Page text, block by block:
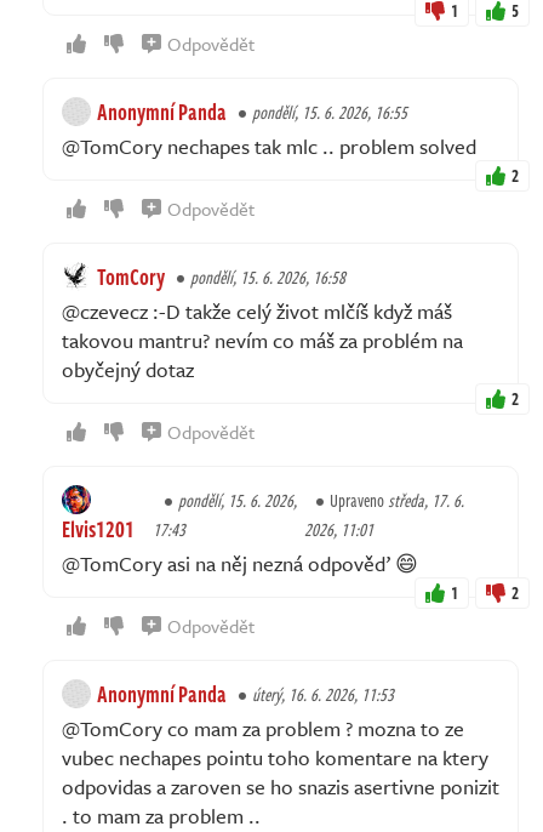
1 5
Odpovědět
Anonymní Panda pondělí, 15. 6. 2026, 16:55
@TomCory nechapes tak mlc .. problem solved
2
Odpovědět
TomCory pondělí, 15. 6. 2026, 16:58
@czevecz :-D takže celý život mlčíš když máš
takovou mantru? nevím co máš za problém na
obyčejný dotaz
2
Odpovědět
Elvis1201
pondělí, 15. 6. 2026,
17:43
Upravenostředa, 17. 6.
2026, 11:01
@TomCory asi na něj nezná odpověď 😄
1 2
Odpovědět
Anonymní Panda úterý, 16. 6. 2026, 11:53
@TomCory co mam za problem ? mozna to ze
vubec nechapes pointu toho komentare na ktery
odpovidas a zaroven se ho snazis asertivne ponizit
. to mam za problem ..